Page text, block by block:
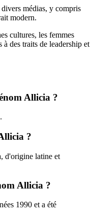
médias, y compris
modern.
cultures, les femmes
à des traits de leadership et
Allicia ?
?
d'origine latine et
Allicia ?
1990 et a été